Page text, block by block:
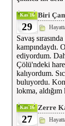
Kas`16
29
Biri
Savaş
kampındaydı.
ediyordum.
Çölü'ndeki
kalıyordum.
buluyordu.
lokma,
Kas`16
27
Zerre